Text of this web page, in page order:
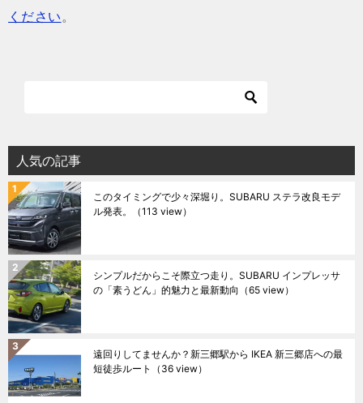
ください。
人気の記事
このタイミングで少々深堀り。SUBARU ステラ改良モデ
ル発表。
（113 view）
シンプルだからこそ際立つ走り。SUBARU インプレッサ
の「素うどん」的魅力と最新動向 （65 view）
遠回りしてませんか？新三郷駅から IKEA 新三郷店への最
短徒歩ルート
（36 view）